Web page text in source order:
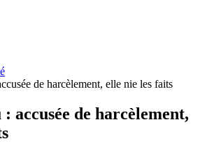
de harcèlement, elle nie les faits
accusée de harcèlement,